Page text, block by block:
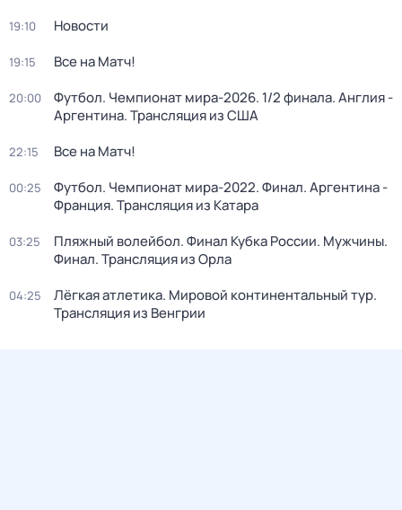
19:10 Новости
19:15 Все на Матч!
20:00
Футбол. Чемпионат мира-2026. 1/2 финала. Англия -
Аргентина. Трансляция из США
22:15 Все на Матч!
00:25
Футбол. Чемпионат мира-2022. Финал. Аргентина -
Франция. Трансляция из Катара
03:25
Пляжный волейбол. Финал Кубка России. Мужчины.
Финал. Трансляция из Орла
04:25
Лёгкая атлетика. Мировой континентальный тур.
Трансляция из Венгрии